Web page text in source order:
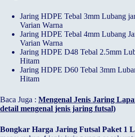
Jaring HDPE Tebal 3mm Lubang
Varian Warna
Jaring HDPE Tebal 4mm Lubang
Varian Warna
Jaring HDPE D48 Tebal 2.5mm
Hitam
Jaring HDPE D60 Tebal 3mm
Hitam
Baca Juga : Mengenal Jenis Jaring
detail mengenal jenis jaring futsal)
Bongkar Harga Jaring Futsal Paket 1